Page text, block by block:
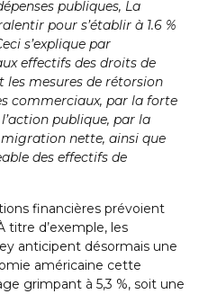
publiques, La
pour s’établir à 1.6 %
s’explique par
effectifs des droits de
mesures de rétorsion
commerciaux, par la forte
publique, par la
nette, ainsi que
des effectifs de
financières prévoient
titre d’exemple, les
anticipent désormais une
américaine cette
grimpant à 5,3 %, soit une